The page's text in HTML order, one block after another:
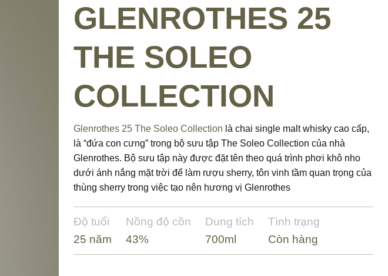
GLENROTHES 25
THE SOLEO
COLLECTION
Glenrothes 25 The Soleo Collection là chai single malt whisky cao cấp,
là “đứa con cưng” trong bộ sưu tập The Soleo Collection của nhà
Glenrothes. Bộ sưu tập này được đặt tên theo quá trình phơi khô nho
dưới ánh nắng mặt trời để làm rượu sherry, tôn vinh tầm quan trọng của
thùng sherry trong việc tạo nên hương vị Glenrothes
Độ tuổi
25 năm
Nồng độ cồn
43%
Dung tích
700ml
Tình trạng
Còn hàng